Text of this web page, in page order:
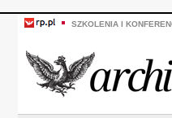
SZKOLENIA I